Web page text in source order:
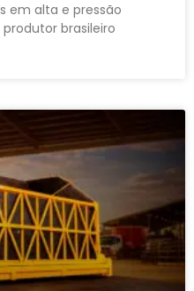
em alta e pressão
brasileiro